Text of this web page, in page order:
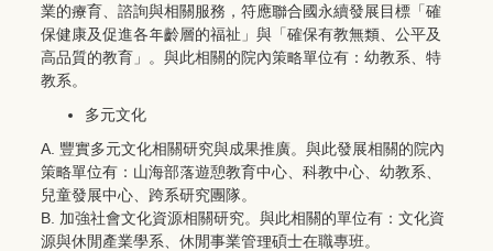
業的療育、諮詢與相關服務，符應聯合國永續發展目標「確
保健康及促進各年齡層的福祉」與「確保有教無類、公平及
高品質的教育」。與此相關的院內策略單位有：幼教系、特
教系。
多元文化
A. 豐實多元文化相關研究與成果推廣。與此發展相關的院內
策略單位有：山海部落遊憩教育中心、科教中心、幼教系、
兒童發展中心、跨系研究團隊。
B. 加強社會文化資源相關研究。與此相關的單位有：文化資
源與休閒產業學系、休閒事業管理碩士在職專班。